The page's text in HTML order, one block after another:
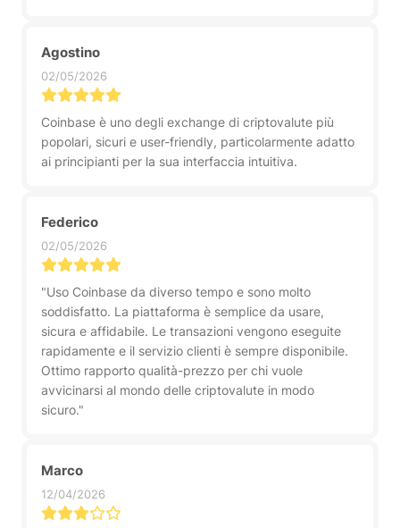
Agostino
02/05/2026
Coinbase è uno degli exchange di criptovalute più
popolari, sicuri e user-friendly, particolarmente adatto
ai principianti per la sua interfaccia intuitiva.
Federico
02/05/2026
"Uso Coinbase da diverso tempo e sono molto
soddisfatto. La piattaforma è semplice da usare,
sicura e affidabile. Le transazioni vengono eseguite
rapidamente e il servizio clienti è sempre disponibile.
Ottimo rapporto qualità-prezzo per chi vuole
avvicinarsi al mondo delle criptovalute in modo
sicuro."
Marco
12/04/2026